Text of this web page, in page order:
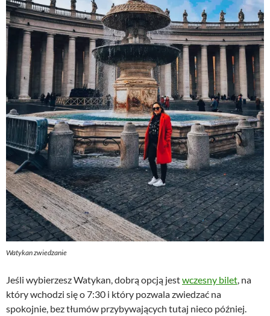
Watykan zwiedzanie
Jeśli wybierzesz Watykan, dobrą opcją jestwczesny bilet , na
który wchodzi się o 7:30 i który pozwala zwiedzać na
spokojnie, bez tłumów przybywających tutaj nieco później.